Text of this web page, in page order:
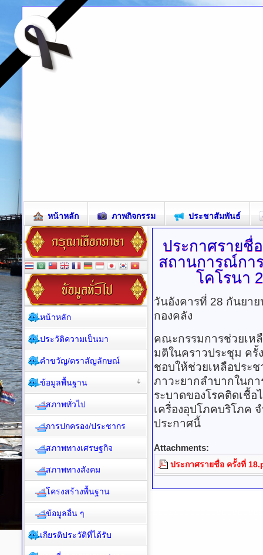
หน้าหลัก ภาพกิจกรรม ประชาสัมพันธ์
ประกาศรายชื่
สถานการณ์กา
โคโรนา
วันอังคารที่ 28 กันยา
กองคลัง
คณะกรรมการช่วยเห
มติในคราวประชุม ครั้
ชอบให้ช่วยเหลือประ
ภาวะยากลำบากในก
ระบาดของโรคติดเชื้อ
เครื่องอุปโภคบริโภค
ประกาศนี้
Attachments:
ประกาศรายชื่อ ครั้งที่
หน้าหลัก
ประวัติความเป็นมา
คำขวัญ/ตราสัญลักษณ์
ข้อมูลพื้นฐาน
สภาพทั่วไป
การปกครอง/ประชากร
สภาพทางเศรษฐกิจ
สภาพทางสังคม
โครงสร้างพื้นฐาน
ข้อมูลอื่น ๆ
เกียรติประวัติที่ได้รับ